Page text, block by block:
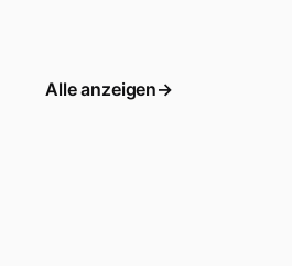
Alle anzeigen